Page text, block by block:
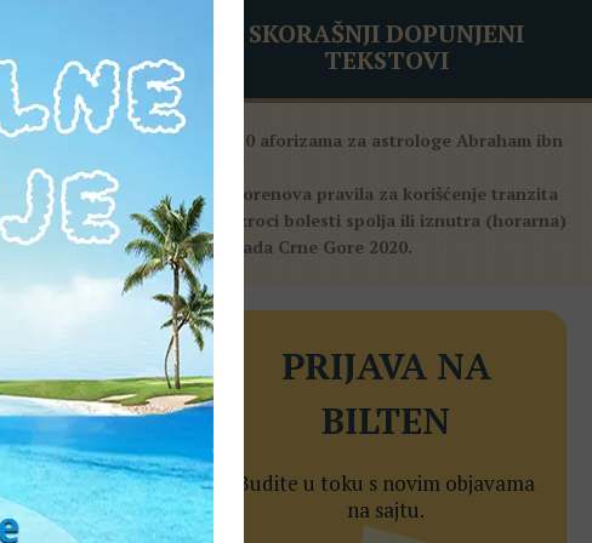
0
SKORAŠNJI DOPUNJENI
TEKSTOVI
120 aforizama za astrologe Abraham ibn
Morenova pravila za korišćenje tranzita
Uzroci bolesti spolja ili iznutra (horarna)
Vlada Crne Gore 2020.
PRIJAVA NA
BILTEN
Budite u toku s novim objavama
na sajtu.